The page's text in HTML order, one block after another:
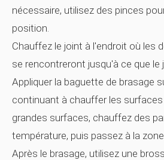
nécessaire, utilisez des pinces
position.
Chauffez le joint à l'endroit où les
se rencontreront jusqu'à ce que le
Appliquer la baguette de brasage
continuant à chauffer les
grandes surfaces, chauffez des
température, puis passez à la
Après le brasage, utilisez une